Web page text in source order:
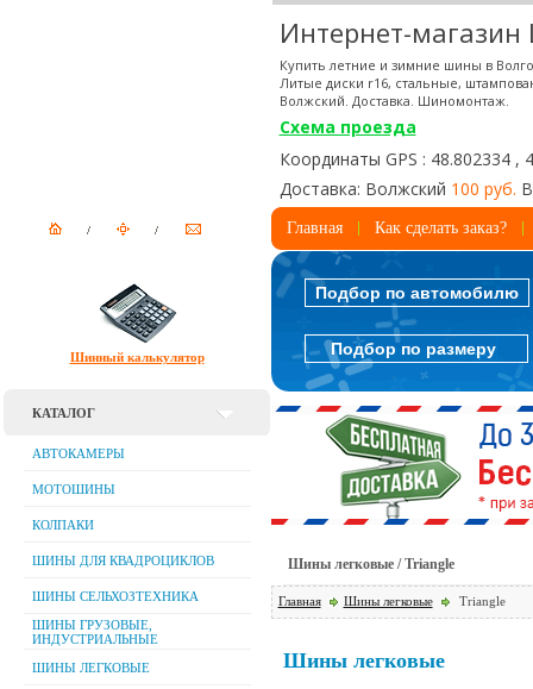
Интернет-
Купить летние и зимние шины в
Литые диски r16, стальные,
Волжский. Доставка. Шиномонтаж.
Схема проезда
Координаты GPS : 48.802334 ,
Доставка: Волжский 100 руб.
Главная Как сделать заказ?
Шинный калькулятор
КАТАЛОГ
АВТОКАМЕРЫ
МОТОШИНЫ
КОЛПАКИ
ШИНЫ ДЛЯ КВАДРОЦИКЛОВ
ШИНЫ СЕЛЬХОЗТЕХНИКА
ШИНЫ ГРУЗОВЫЕ,
ИНДУСТРИАЛЬНЫЕ
ШИНЫ ЛЕГКОВЫЕ
Подбор по автомобилю
Подбор по размеру
Шины легковые / Triangle
Главная Шины легковые Triangle
Шины легковые